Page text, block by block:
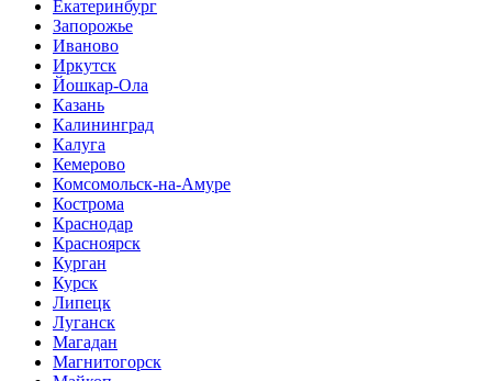
Екатеринбург
Запорожье
Иваново
Иркутск
Йошкар-Ола
Казань
Калининград
Калуга
Кемерово
Комсомольск-на-Амуре
Кострома
Краснодар
Красноярск
Курган
Курск
Липецк
Луганск
Магадан
Магнитогорск